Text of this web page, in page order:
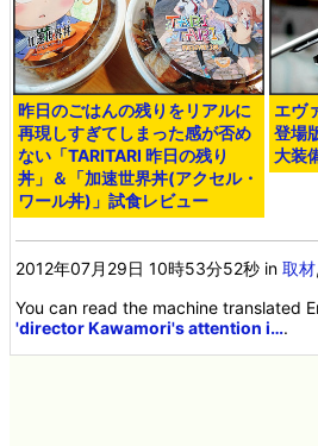
昨日のごはんの残りをリアルに
再現しすぎてしまった感が否め
ない「TARITARI 昨日の残り
丼」＆「加速世界丼(アクセル・
ワール丼)」試食レビュー
エヴ
登場
大装
2012年07月29日 10時53分52秒 in取材
You can read the machine translated
'director Kawamori's attention i….